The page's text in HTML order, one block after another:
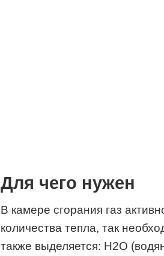
Для чего нужен
В камере сгорания газ
количества тепла, так
также выделяется: H2O